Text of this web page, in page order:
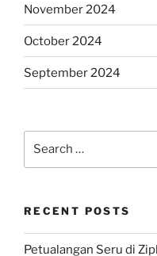
November 2024
October 2024
September 2024
RECENT POSTS
Petualangan Seru di